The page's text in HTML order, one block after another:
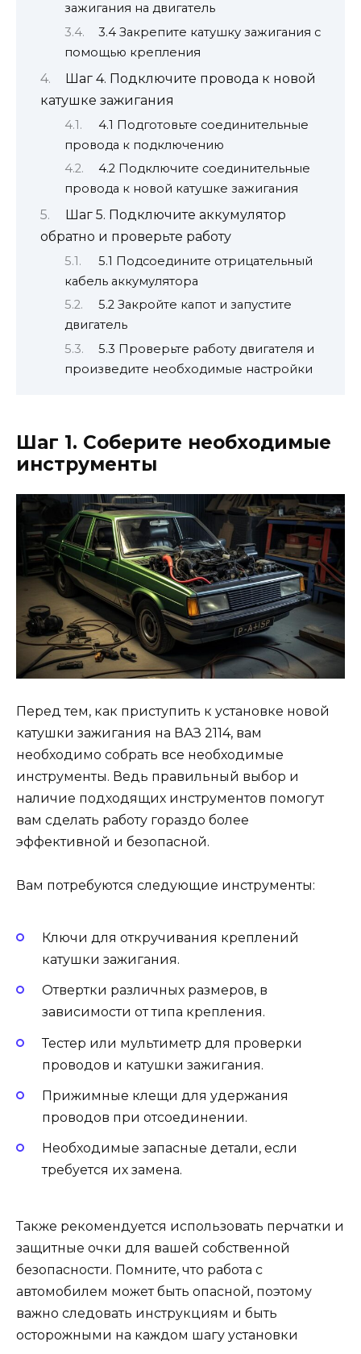
зажигания на двигатель
3.4 Закрепите катушку зажигания с
помощью крепления
Шаг 4. Подключите провода к новой
катушке зажигания
4.1 Подготовьте соединительные
провода к подключению
4.2 Подключите соединительные
провода к новой катушке зажигания
Шаг 5. Подключите аккумулятор
обратно и проверьте работу
5.1 Подсоедините отрицательный
кабель аккумулятора
5.2 Закройте капот и запустите
двигатель
5.3 Проверьте работу двигателя и
произведите необходимые настройки
Шаг 1. Соберите необходимые
инструменты
Перед тем, как приступить к установке новой
катушки зажигания на ВАЗ 2114, вам
необходимо собрать все необходимые
инструменты. Ведь правильный выбор и
наличие подходящих инструментов помогут
вам сделать работу гораздо более
эффективной и безопасной.
Вам потребуются следующие инструменты:
Ключи для откручивания креплений
катушки зажигания.
Отвертки различных размеров, в
зависимости от типа крепления.
Тестер или мультиметр для проверки
проводов и катушки зажигания.
Прижимные клещи для удержания
проводов при отсоединении.
Необходимые запасные детали, если
требуется их замена.
Также рекомендуется использовать перчатки и
защитные очки для вашей собственной
безопасности. Помните, что работа с
автомобилем может быть опасной, поэтому
важно следовать инструкциям и быть
осторожными на каждом шагу установки